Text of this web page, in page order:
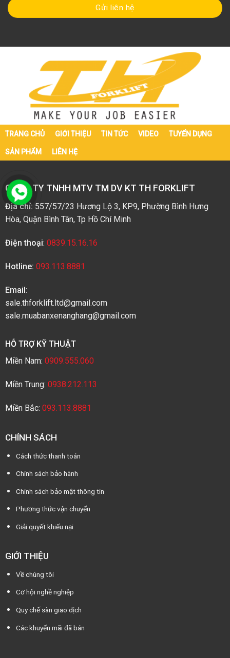
TRANG CHỦ GIỚI THIỆU TIN TỨC VIDEO TUYỂN DỤNG
SẢN PHẨM LIÊN HỆ
CÔNG TY TNHH MTV TM DV KT TH FORKLIFT
Địa chỉ: 557/57/23 Hương Lộ 3, KP9, Phường Bình Hưng
Hòa, Quận Bình Tân, Tp Hồ Chí Minh
Điện thoại: 0839.15.16.16
Hotline: 093.113.8881
Email:
sale.thforklift.ltd@gmail.com
sale.muabanxenanghang@gmail.com
HỖ TRỢ KỸ THUẬT
Miền Nam: 0909.555.060
Miền Trung: 0938.212.113
Miền Bắc: 093.113.8881
CHÍNH SÁCH
Cách thức thanh toán
Chính sách bảo hành
Chính sách bảo mật thông tin
Phương thức vận chuyển
Giải quyết khiếu nại
GIỚI THIỆU
Về chúng tôi
Cơ hội nghề nghiệp
Quy chế sàn giao dịch
Các khuyến mãi đã bán